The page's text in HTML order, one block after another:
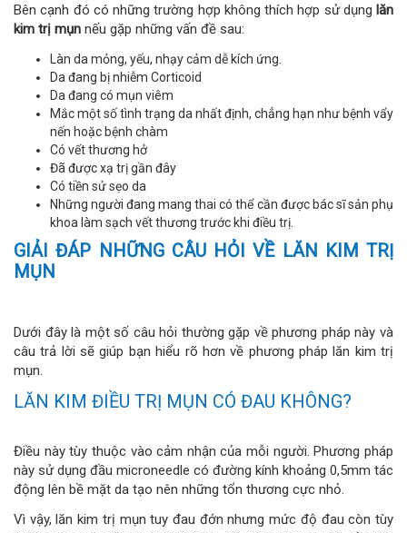
Bên cạnh đó có những trường hợp không thích hợp sử dụng lăn
kim trị mụn nếu gặp những vấn đề sau:
Làn da mỏng, yếu, nhạy cảm dễ kích ứng.
Da đang bị nhiễm Corticoid
Da đang có mụn viêm
Mắc một số tình trạng da nhất định, chẳng hạn như bệnh vẩy
nến hoặc bệnh chàm
Có vết thương hở
Đã được xạ trị gần đây
Có tiền sử sẹo da
Những người đang mang thai có thể cần được bác sĩ sản phụ
khoa làm sạch vết thương trước khi điều trị.
GIẢI ĐÁP NHỮNG CÂU HỎI VỀ LĂN KIM TRỊ
MỤN
Dưới đây là một số câu hỏi thường gặp về phương pháp này và
câu trả lời sẽ giúp bạn hiểu rõ hơn về phương pháp lăn kim trị
mụn.
LĂN KIM ĐIỀU TRỊ MỤN CÓ ĐAU KHÔNG?
Điều này tùy thuộc vào cảm nhận của mỗi người. Phương pháp
này sử dụng đầu microneedle có đường kính khoảng 0,5mm tác
động lên bề mặt da tạo nên những tổn thương cực nhỏ.
Vì vậy, lăn kim trị mụn tuy đau đớn nhưng mức độ đau còn tùy